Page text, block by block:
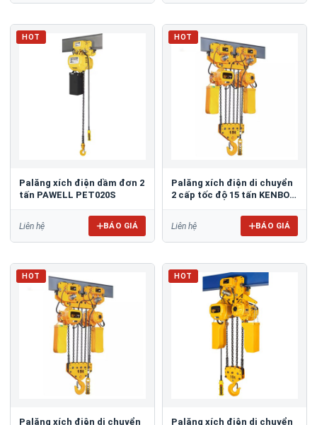
HOT
Palăng xích điện dầm đơn 2
tấn PAWELL PET020S
Liên hệ BÁO GIÁ
HOT
Palăng xích điện di chuyển
2 cấp tốc độ 15 tấn KENBO
Liên hệ BÁO GIÁ
HOT
Palăng xích điện di chuyển
HOT
Palăng xích điện di chuyển